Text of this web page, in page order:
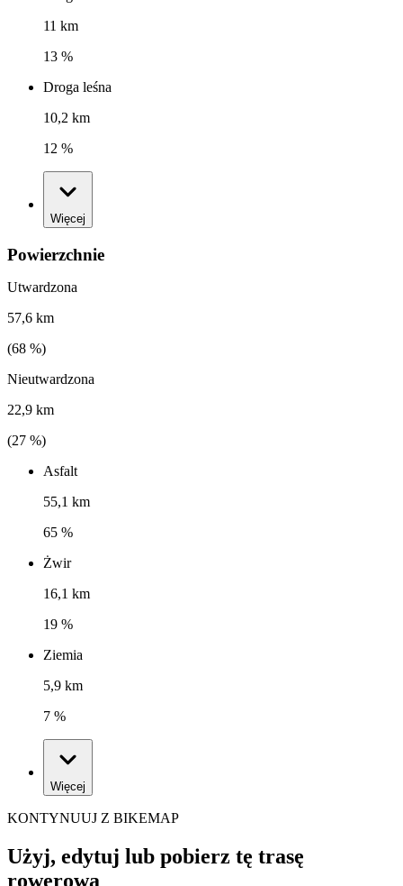
11 km
13 %
Droga leśna
10,2 km
12 %
Więcej
Powierzchnie
Utwardzona
57,6 km
(68 %)
Nieutwardzona
22,9 km
(27 %)
Asfalt
55,1 km
65 %
Żwir
16,1 km
19 %
Ziemia
5,9 km
7 %
Więcej
KONTYNUUJ Z BIKEMAP
Użyj, edytuj lub pobierz tę trasę
rowerową